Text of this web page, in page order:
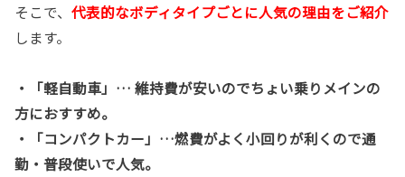
そこで、 代表的なボディタイプごとに人気の理由をご紹介
します。
・「軽自動車」… 維持費が安いのでちょい乗りメインの
方におすすめ。
・「コンパクトカー」…燃費がよく小回りが利くので通
勤・普段使いで人気。